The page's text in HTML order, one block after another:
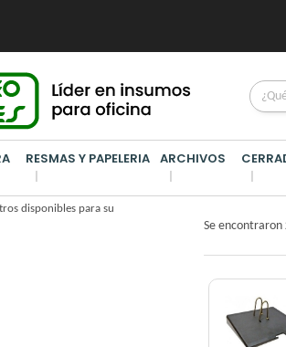
RESMAS Y PAPELERIA ARCHIVOS
disponibles para su
ARCHIVOS
Se encontraron